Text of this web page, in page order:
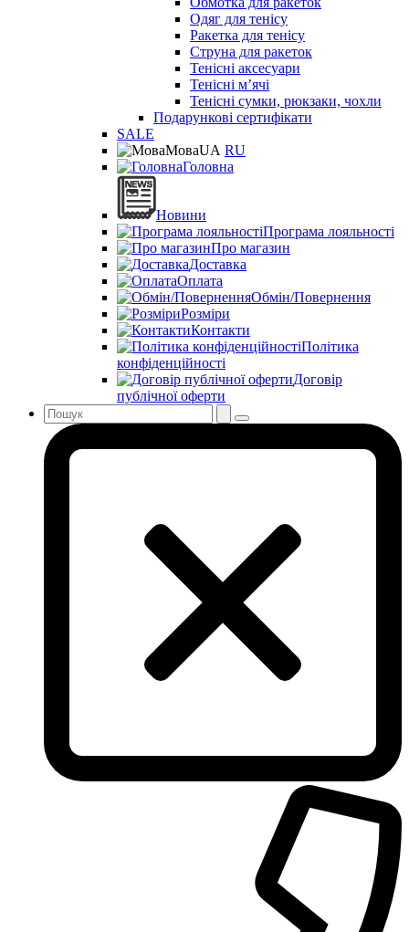
Одяг для тенісу
Ракетка для тенісу
Струна для ракеток
Тенісні аксесуари
Тенісні мʼячі
Тенісні сумки, рюкзаки, чохли
Подарункові сертифікати
SALE
МоваUA RU
Головна
Новини
Програма лояльності
Про магазин
Доставка
Оплата
Обмін/Повернення
Розміри
Контакти
Політика
конфіденційності
Договір
публічної оферти